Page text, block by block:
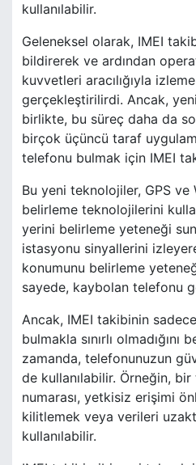
kullanılabilir.
Geleneksel olarak, IMEI
bildirerek ve ardından
kuvvetleri aracılığıyla
gerçekleştirilirdi. Ancak,
birlikte, bu süreç daha da
birçok üçüncü taraf
telefonu bulmak için IMEI
Bu yeni teknolojiler, GPS
belirleme teknolojilerini
yerini belirleme yeteneği
istasyonu sinyallerini
konumunu belirleme
sayede, kaybolan telefonu
Ancak, IMEI takibinin
bulmakla sınırlı
zamanda, telefonunuzun
de kullanılabilir. Örneğin,
numarası, yetkisiz erişimi
kilitlemek veya verileri
kullanılabilir.